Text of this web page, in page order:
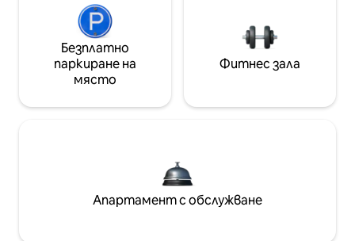
Безплатно
паркиране на
място
Фитнес зала
Апартамент с обслужване